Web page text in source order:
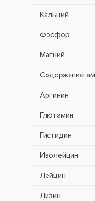
Кальций
Фосфор
Магний
Содержание
Аргинин
Глютамин
Гистидин
Изолейцин
Лейцин
Лизин